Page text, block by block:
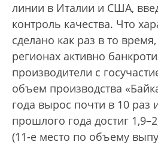
линии в Италии и США,
контроль качества. Что
сделано как раз в то
регионах активно
производители с
объем производства
года вырос почти в 10 раз
прошлого года достиг
(11-е место по объему